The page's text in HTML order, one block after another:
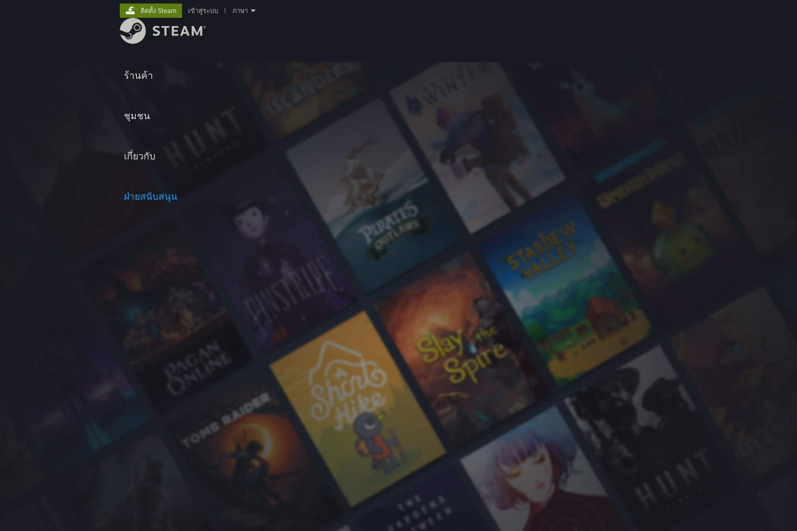
ร้านค้า
ชุมชน
เกี่ยวกับ
ฝ่ายสนับสนุน
ติดตั้ง Steam เข้าสู่ระบบ ภาษา